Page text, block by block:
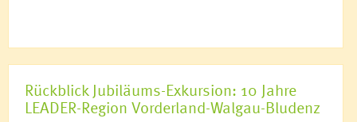
Rückblick Jubiläums-Exkursion: 10 Jahre
LEADER-Region Vorderland-Walgau-Bludenz